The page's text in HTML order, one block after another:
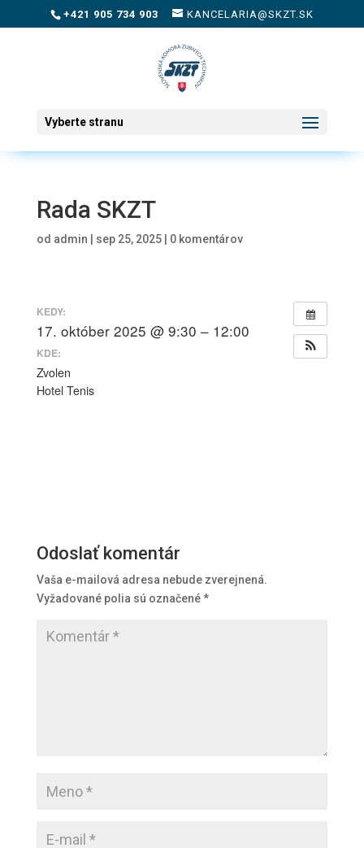
+421 905 734 903 KANCELARIA@SKZT.SK
Vyberte stranu
Rada SKZT
od admin sep 25, 2025| 0 komentárov
KEDY:
17. október 2025 @ 9:30 – 12:00
KDE:
Zvolen
Hotel Tenis
Odoslať komentár
Vaša e-mailová adresa nebude zverejnená.
Vyžadované polia sú označené*